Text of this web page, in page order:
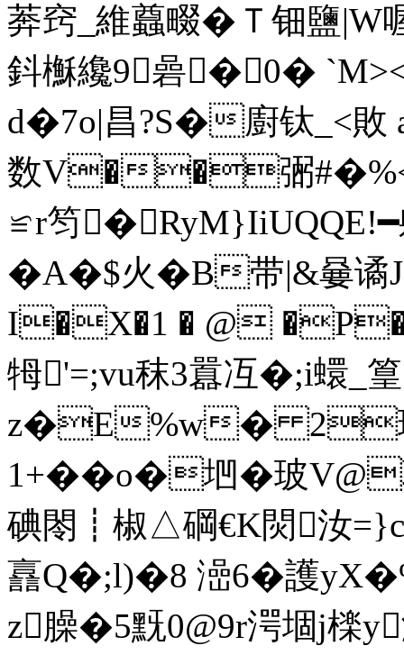
莾窍_維蠤畷�Ｔ钿鹽|
鈄櫯纔9碞�0�
d�7o|昌?S�廚钛_<
数V��弻#�%
≌r笉
�A�$火�B带|&嘦谲
I�X�1 � @
牳'=;vu秣3囂冱�;i蠉_
z�E%w� 2璞
1+��o�垇�玻
碘閝┋椒△碙€K焛汝=}c
譶Q�;l)�8 澏6�護
z臊�5黖0@9r湂堌j